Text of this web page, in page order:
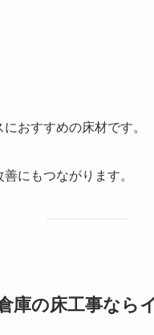
おすすめの床材です。
にもつながります。
庫の床工事なら